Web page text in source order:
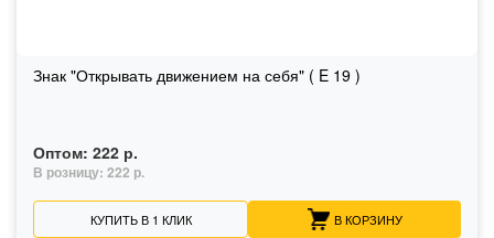
Знак "Открывать движением на себя" ( E 19 )
Оптом: 222 р.
В розницу: 222 р.
КУПИТЬ В 1 КЛИК В КОРЗИНУ